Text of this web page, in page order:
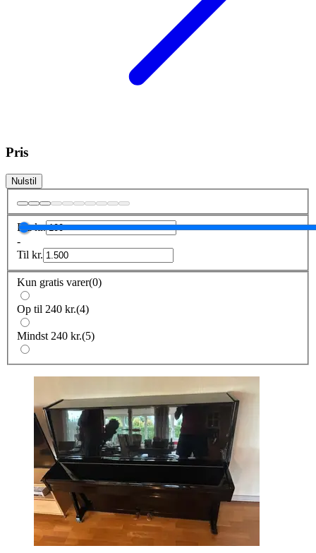
Pris
Nulstil
Frakr.
-
Til kr.
Kun gratis varer(0)
Op til 240 kr.(4)
Mindst 240 kr.(5)